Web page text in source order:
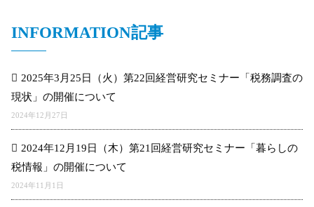
INFORMATION記事
2025年3月25日（火）第22回経営研究セミナー「税務調査の
現状」の開催について
2024年12月27日
2024年12月19日（木）第21回経営研究セミナー「暮らしの
税情報」の開催について
2024年11月1日